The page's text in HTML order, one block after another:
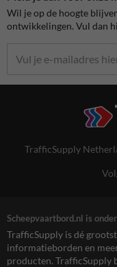
Wil je op de hoogte
ontwikkelingen. Vul dan
TrafficSupply
Scheepvaartbord.nl is
TrafficSupply is dé
informatieborden en
producten. TrafficSupply